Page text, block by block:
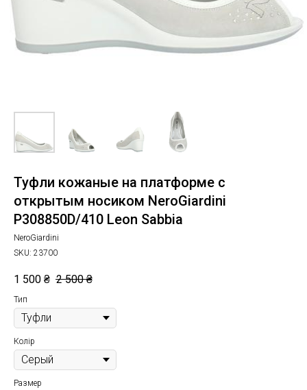
Туфли кожаные на платформе с
открытым носиком NeroGiardini
P308850D/410 Leon Sabbia
NeroGiardini
SKU: 23700
1 500 ₴ 2 500 ₴
Тип
Колір
Размер